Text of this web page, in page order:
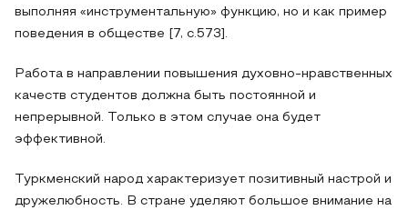
выполняя «инструментальную» функцию, но и как пример
поведения в обществе [7, c.573].
Работа в направлении повышения духовно-нравственных
качеств студентов должна быть постоянной и
непрерывной. Только в этом случае она будет
эффективной.
Туркменский народ характеризует позитивный настрой и
дружелюбность. В стране уделяют большое внимание на